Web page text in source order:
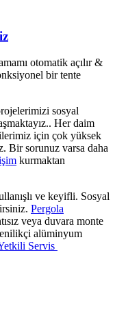
otomatik açılır &
bir tente
sosyal
Her daim
için çok yüksek
Bir sorunuz varsa daha
kurmaktan
ve keyifli. Sosyal
Pergola
veya duvara monte
alüminyum
Servis